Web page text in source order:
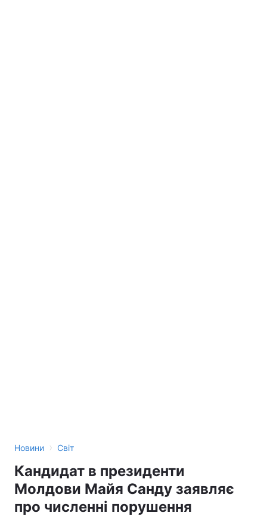
Новини › Світ
Кандидат в президенти
Молдови Майя Санду заявляє
про численні порушення